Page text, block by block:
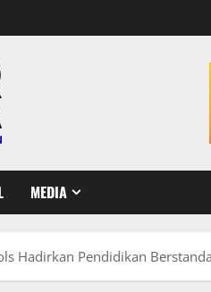
MEDIA
Hadirkan Pendidikan